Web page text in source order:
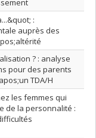
:
auprès des
? : analyse
pour des parents
TDA/H
les femmes qui
de la personnalité :